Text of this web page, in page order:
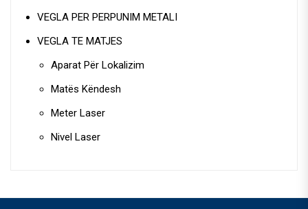
VEGLA PER PERPUNIM METALI
VEGLA TE MATJES
Aparat Për Lokalizim
Matës Këndesh
Meter Laser
Nivel Laser